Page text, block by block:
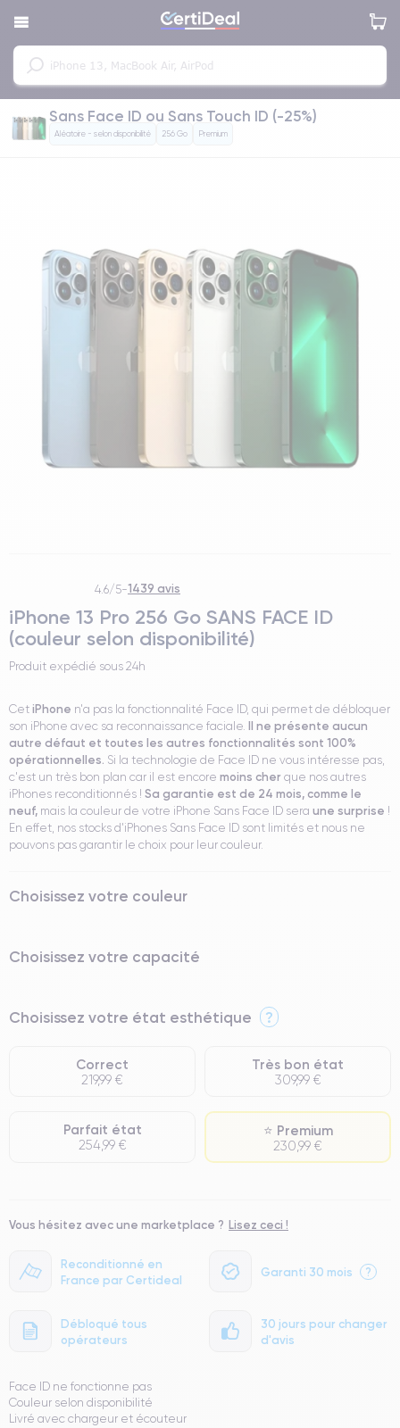
Sans Face ID ou Sans Touch ID (-25%)
Aléatoire - selon disponibilité 256 Go Premium
4.6/5-1439 avis
iPhone 13 Pro 256 Go SANS FACE ID
(couleur selon disponibilité)
Produit expédié sous 24h
Cet iPhone n'a pas la fonctionnalité Face ID, qui permet de débloquer
son iPhone avec sa reconnaissance faciale. Il ne présente aucun
autre défaut et toutes les autres fonctionnalités sont 100%
opérationnelles. Si la technologie de Face ID ne vous intéresse pas,
c'est un très bon plan car il est encore moins cher que nos autres
iPhones reconditionnés ! Sa garantie est de 24 mois, comme le
neuf, mais la couleur de votre iPhone Sans Face ID sera une surprise !
En effet, nos stocks d'iPhones Sans Face ID sont limités et nous ne
pouvons pas garantir le choix pour leur couleur.
Reconditionné en
France par Certideal
Garanti 30 mois ?
Débloqué tous
opérateurs
30 jours pour changer
d'avis
Choisissez votre couleur
Choisissez votre capacité
Choisissez votre état esthétique ?
Correct
219,99 €
Très bon état
309,99 €
Parfait état
254,99 €
⭐ Premium
230,99 €
Vous hésitez avec une marketplace ? Lisez ceci !
Face ID ne fonctionne pas
Couleur selon disponibilité
Livré avec chargeur et écouteur